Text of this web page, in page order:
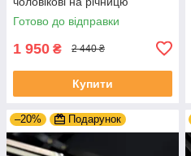
Готово до відправки
1 950 ₴ 2 440 ₴
Купити
–20% Подарунок